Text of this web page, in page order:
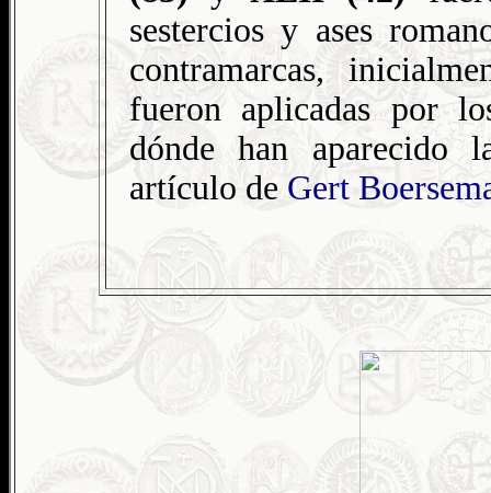
sestercios y ases
contramarcas,
fueron aplicadas por
dónde han aparecido
artículo de Gert